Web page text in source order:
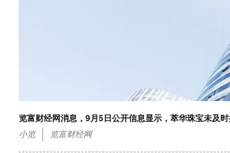
览富财经网消息，9月5日公开信息显示，萃华珠宝未及
小览 览富财经网